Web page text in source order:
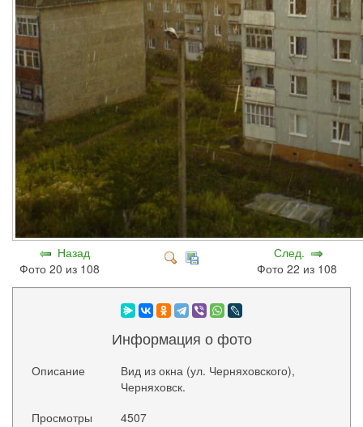
Назад
Фото 20 из 108
След.
Фото 22 из 108
Информация о фото
Описание
Вид из окна (ул. Черняховского),
Черняховск.
Просмотры
4507